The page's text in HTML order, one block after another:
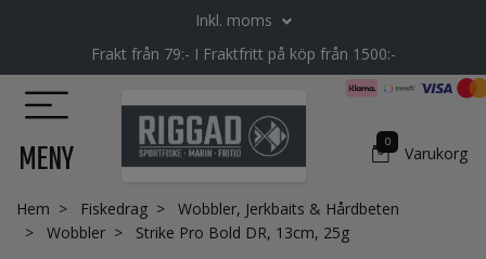
Inkl. moms
Frakt från 79:- I Fraktfritt på köp från 1500:-
MENY 0
Varukorg
Hem Fiskedrag
Wobbler, Jerkbaits & Hårdbeten
Wobbler
Strike Pro Bold DR, 13cm, 25g